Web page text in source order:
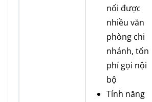
nối được
nhiều văn
phòng chi
nhánh, tốn
phí gọi nội
bộ
Tính năng